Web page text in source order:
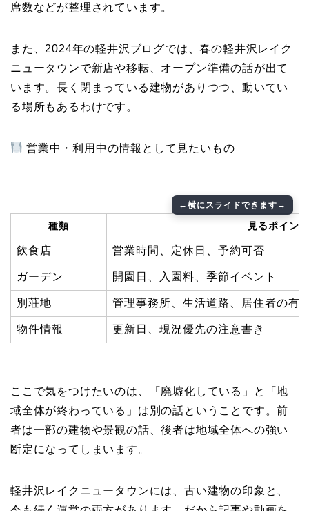
席数などが整理されています。
また、2024年の軽井沢ブログでは、春の軽井沢レイク
ニュータウンで新店や移転、オープン準備の話が出て
います。長く閉まっている建物がありつつ、動いてい
る場所もあるわけです。
営業中・利用中の情報として見たいもの
種類 見るポイント
飲食店 営業時間、定休日、予約可否
ガーデン 開園日、入園料、季節イベント
別荘地 管理事務所、生活道路、居住者の有
物件情報 更新日、現況優先の注意書き
ここで気をつけたいのは、「廃墟化している」と「地
域全体が終わっている」は別の話ということです。前
者は一部の建物や景観の話、後者は地域全体への強い
断定になってしまいます。
軽井沢レイクニュータウンには、古い建物の印象と、